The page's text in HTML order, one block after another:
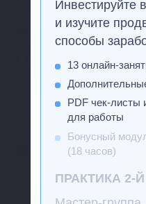
Инвестируйте
и изучите
способы
13 онлайн-
PDF чек-листы
для работы
ПРАКТИКА 2-
Бонусный
(18 часов)